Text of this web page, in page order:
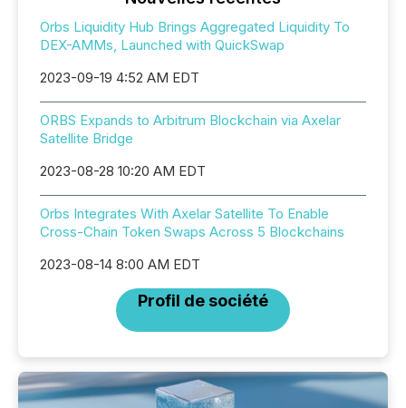
Orbs Liquidity Hub Brings Aggregated Liquidity To
DEX-AMMs, Launched with QuickSwap
2023-09-19 4:52 AM EDT
ORBS Expands to Arbitrum Blockchain via Axelar
Satellite Bridge
2023-08-28 10:20 AM EDT
Orbs Integrates With Axelar Satellite To Enable
Cross-Chain Token Swaps Across 5 Blockchains
2023-08-14 8:00 AM EDT
Profil de société